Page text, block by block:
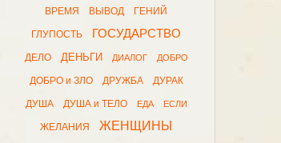
ВРЕМЯ ВЫВОД ГЕНИЙ
ГЛУПОСТЬ ГОСУДАРСТВО
ДЕЛО ДЕНЬГИ ДИАЛОГ ДОБРО
ДОБРО и ЗЛО ДРУЖБА ДУРАК
ДУША ДУША и ТЕЛО ЕДА ЕСЛИ
ЖЕЛАНИЯ ЖЕНЩИНЫ